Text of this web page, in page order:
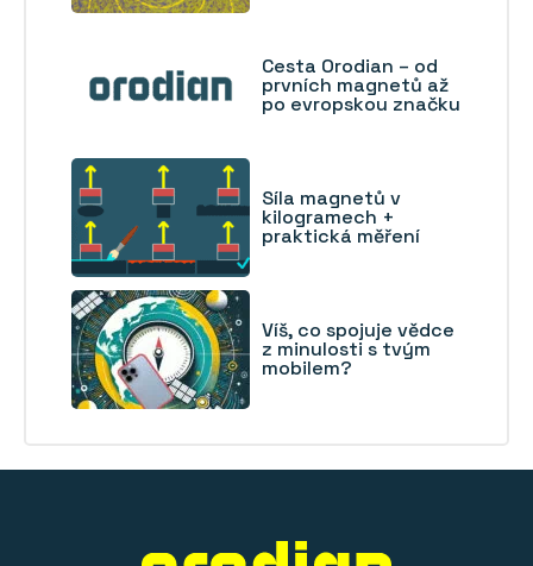
Cesta Orodian – od
prvních magnetů až
po evropskou značku
Síla magnetů v
kilogramech +
praktická měření
Víš, co spojuje vědce
z minulosti s tvým
mobilem?